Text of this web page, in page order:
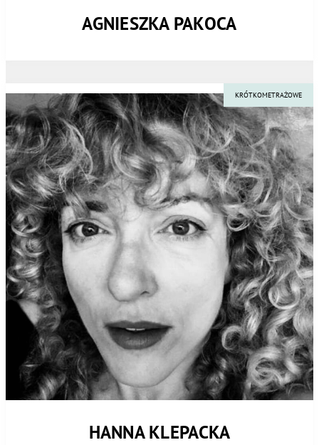
AGNIESZKA PAKOCA
HANNA KLEPACKA
KRÓTKOMETRAŻOWE